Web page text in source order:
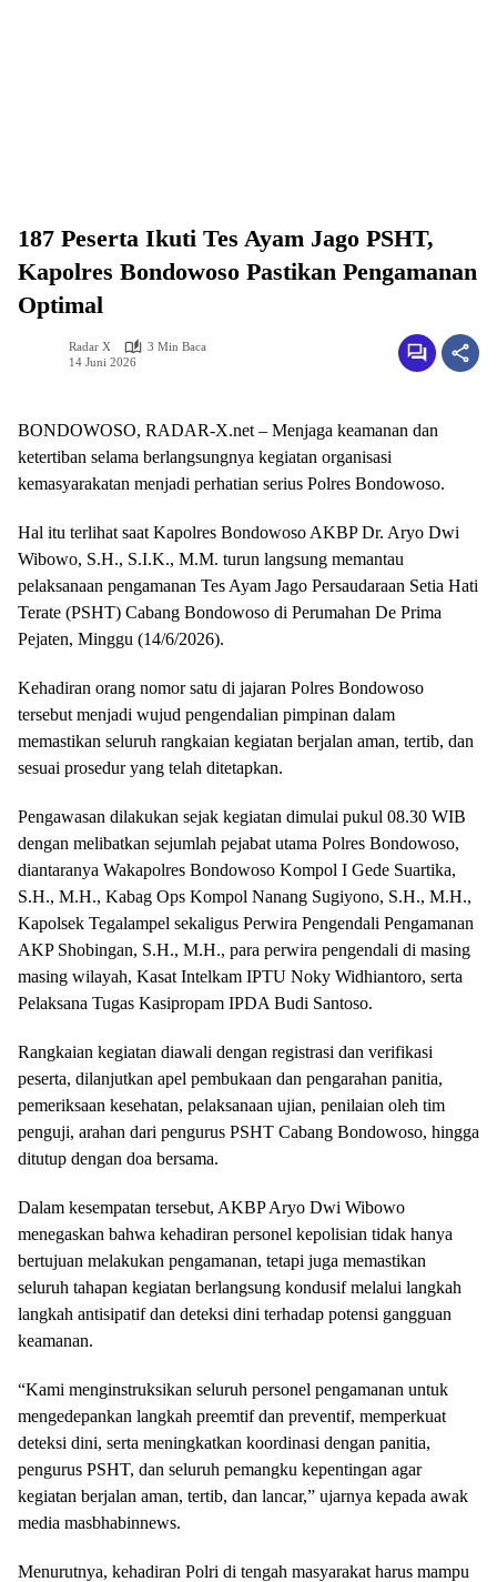
187 Peserta Ikuti Tes Ayam Jago PSHT,
Kapolres Bondowoso Pastikan Pengamanan
Optimal
Radar X
3 Min Baca
14 Juni 2026
BONDOWOSO, RADAR-X.net – Menjaga keamanan dan
ketertiban selama berlangsungnya kegiatan organisasi
kemasyarakatan menjadi perhatian serius Polres Bondowoso.
Hal itu terlihat saat Kapolres Bondowoso AKBP Dr. Aryo Dwi
Wibowo, S.H., S.I.K., M.M. turun langsung memantau
pelaksanaan pengamanan Tes Ayam Jago Persaudaraan Setia Hati
Terate (PSHT) Cabang Bondowoso di Perumahan De Prima
Pejaten, Minggu (14/6/2026).
Kehadiran orang nomor satu di jajaran Polres Bondowoso
tersebut menjadi wujud pengendalian pimpinan dalam
memastikan seluruh rangkaian kegiatan berjalan aman, tertib, dan
sesuai prosedur yang telah ditetapkan.
Pengawasan dilakukan sejak kegiatan dimulai pukul 08.30 WIB
dengan melibatkan sejumlah pejabat utama Polres Bondowoso,
diantaranya Wakapolres Bondowoso Kompol I Gede Suartika,
S.H., M.H., Kabag Ops Kompol Nanang Sugiyono, S.H., M.H.,
Kapolsek Tegalampel sekaligus Perwira Pengendali Pengamanan
AKP Shobingan, S.H., M.H., para perwira pengendali di masing
masing wilayah, Kasat Intelkam IPTU Noky Widhiantoro, serta
Pelaksana Tugas Kasipropam IPDA Budi Santoso.
Rangkaian kegiatan diawali dengan registrasi dan verifikasi
peserta, dilanjutkan apel pembukaan dan pengarahan panitia,
pemeriksaan kesehatan, pelaksanaan ujian, penilaian oleh tim
penguji, arahan dari pengurus PSHT Cabang Bondowoso, hingga
ditutup dengan doa bersama.
Dalam kesempatan tersebut, AKBP Aryo Dwi Wibowo
menegaskan bahwa kehadiran personel kepolisian tidak hanya
bertujuan melakukan pengamanan, tetapi juga memastikan
seluruh tahapan kegiatan berlangsung kondusif melalui langkah
langkah antisipatif dan deteksi dini terhadap potensi gangguan
keamanan.
“Kami menginstruksikan seluruh personel pengamanan untuk
mengedepankan langkah preemtif dan preventif, memperkuat
deteksi dini, serta meningkatkan koordinasi dengan panitia,
pengurus PSHT, dan seluruh pemangku kepentingan agar
kegiatan berjalan aman, tertib, dan lancar,” ujarnya kepada awak
media masbhabinnews.
Menurutnya, kehadiran Polri di tengah masyarakat harus mampu